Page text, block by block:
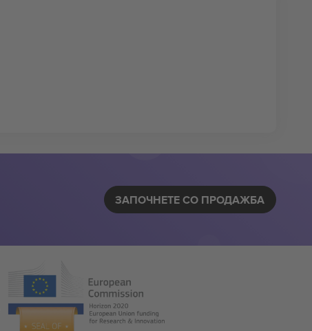
ЗАПОЧНЕТЕ СО ПРОДАЖБА